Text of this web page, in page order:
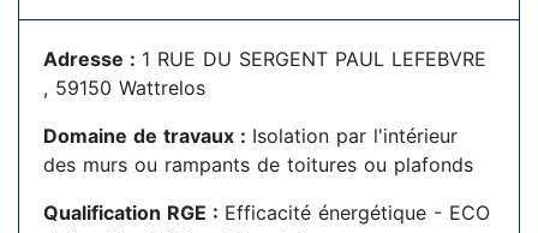
Adresse : 1 RUE DU SERGENT PAUL LEFEBVRE
, 59150 Wattrelos
Domaine de travaux : Isolation par l'intérieur
des murs ou rampants de toitures ou plafonds
Qualification RGE : Efficacité énergétique - ECO